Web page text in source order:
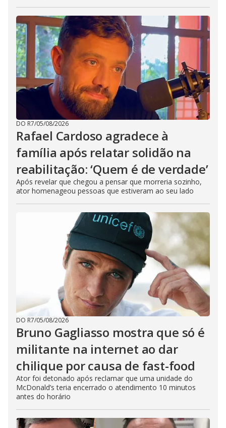
DO R7/05/08/2026
Rafael Cardoso agradece à
família após relatar solidão na
reabilitação: ‘Quem é de verdade’
Após revelar que chegou a pensar que morreria sozinho,
ator homenageou pessoas que estiveram ao seu lado
DO R7/05/08/2026
Bruno Gagliasso mostra que só é
militante na internet ao dar
chilique por causa de fast-food
Ator foi detonado após reclamar que uma unidade do
McDonald’s teria encerrado o atendimento 10 minutos
antes do horário